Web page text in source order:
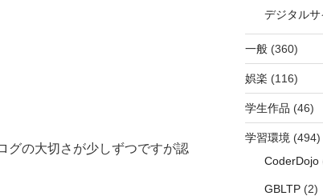
グの大切さが少しずつですが認
デジタル
一般(360)
娯楽 (116)
学生作品 (46)
学習環境 (494)
CoderDojo
GBLTP(2)